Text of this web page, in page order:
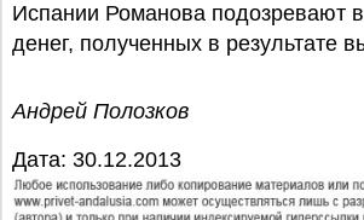
Испании Романова подозревают
денег, полученных в результате
Андрей Полозков
Дата: 30.12.2013